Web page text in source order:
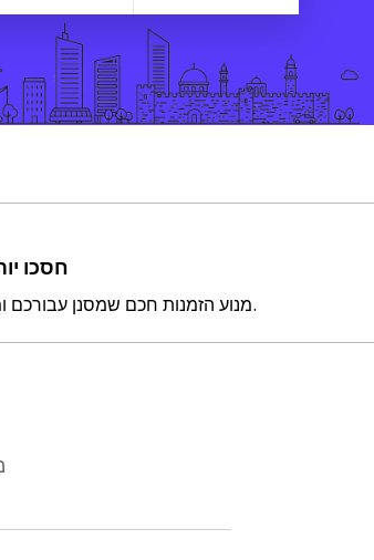
חסכו
מנוע הזמנות חכם שמסנן עבורכם ומציג רק את המבצעים המשתלמים ביותר עבורכם בבנימינה.